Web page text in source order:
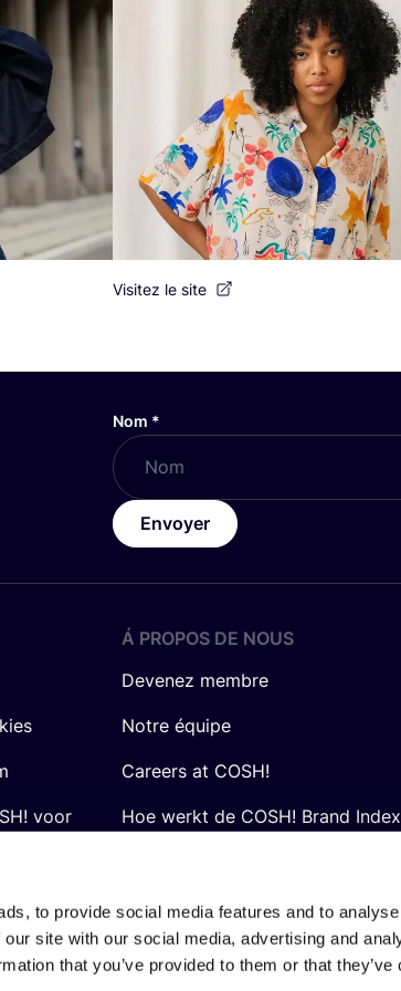
to provide social media features and to
site with our social media, advertising and
that you’ve provided to them or that they’ve
Visitez le site
Nom *
Envoyer
voor
Á PROPOS DE NOUS
Devenez membre
Notre équipe
Careers at COSH!
Hoe werkt de COSH! Brand